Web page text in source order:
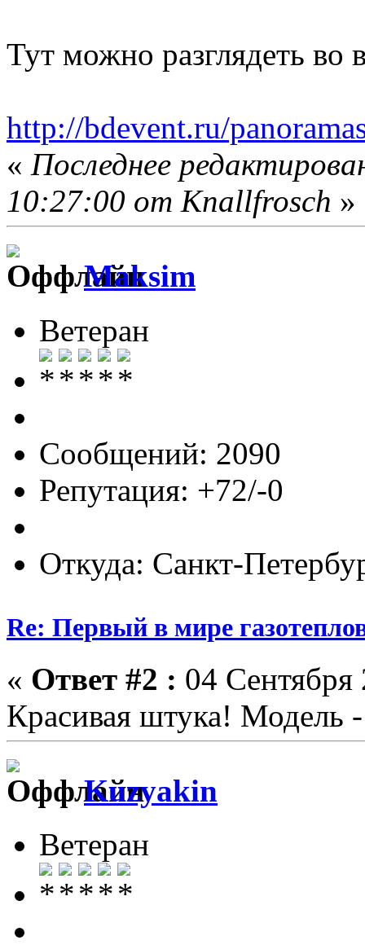
Тут можно разглядеть во
http://bdevent.ru/
« Последнее
10:27:00 от Knallfrosch »
Maksim
Ветеран
Сообщений: 2090
Репутация: +72/-0
Откуда: Санкт-
Re: Первый в мире
« Ответ #2 : 04
Красивая штука! Модель
Kuzyakin
Ветеран